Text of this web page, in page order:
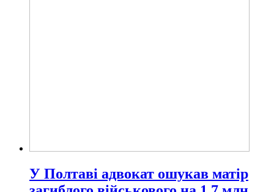
У Полтаві адвокат ошукав матір